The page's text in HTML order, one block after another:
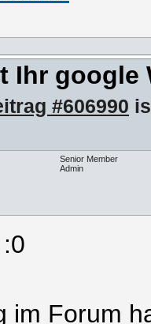
Ihr google
#606990
Senior Member
Admin
im Forum